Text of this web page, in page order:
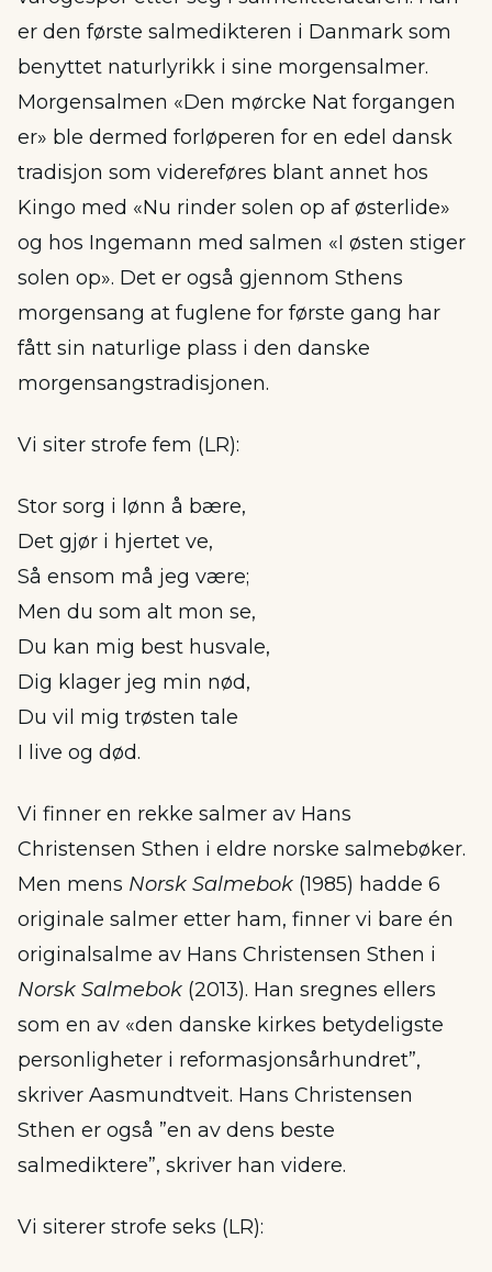
er den første salmedikteren i Danmark som
benyttet naturlyrikk i sine morgensalmer.
Morgensalmen «Den mørcke Nat forgangen
er» ble dermed forløperen for en edel dansk
tradisjon som videreføres blant annet hos
Kingo med «Nu rinder solen op af østerlide»
og hos Ingemann med salmen «I østen stiger
solen op». Det er også gjennom Sthens
morgensang at fuglene for første gang har
fått sin naturlige plass i den danske
morgensangstradisjonen.
Vi siter strofe fem (LR):
Stor sorg i lønn å bære,
Det gjør i hjertet ve,
Så ensom må jeg være;
Men du som alt mon se,
Du kan mig best husvale,
Dig klager jeg min nød,
Du vil mig trøsten tale
I live og død.
Vi finner en rekke salmer av Hans
Christensen Sthen i eldre norske salmebøker.
Men mens Norsk Salmebok (1985) hadde 6
originale salmer etter ham, finner vi bare én
originalsalme av Hans Christensen Sthen i
Norsk Salmebok (2013). Han sregnes ellers
som en av «den danske kirkes betydeligste
personligheter i reformasjonsårhundret”,
skriver Aasmundtveit. Hans Christensen
Sthen er også ”en av dens beste
salmediktere”, skriver han videre.
Vi siterer strofe seks (LR):